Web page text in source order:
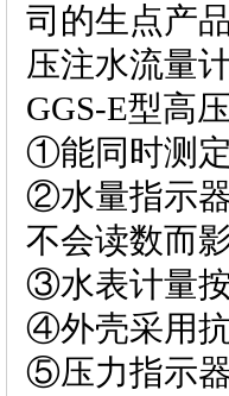
司的生点产
压注水流量
GGS-E型高
①能同时测
②水量指示
不会读数而
③水表计量
④外壳采用
⑤压力指示